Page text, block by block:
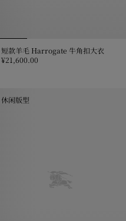
短款羊毛 Harrogate 牛角扣大衣
¥21,600.00
休闲版型